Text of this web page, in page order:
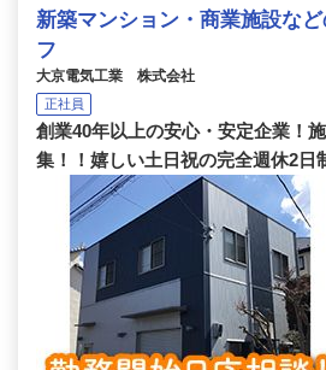
新築マンション・商業施設な
フ
大京電気工業 株式会社
正社員
創業40年以上の安心・安定企業！
集！！嬉しい土日祝の完全週休2日